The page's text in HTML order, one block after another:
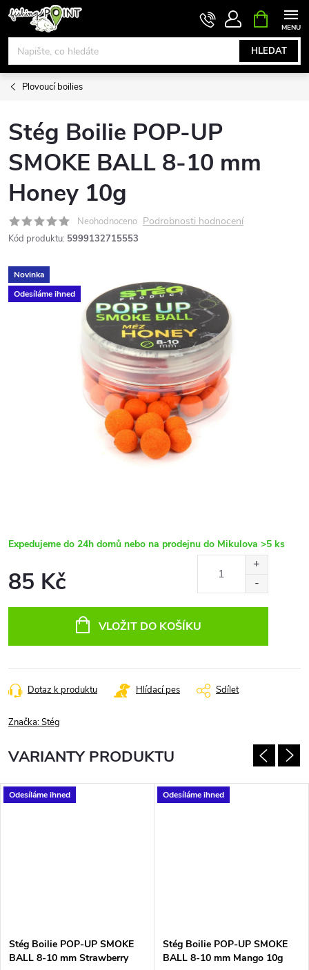
Přejít
obsah
HLEDAT
NÁKUPNÍ
KOŠÍK
Plovoucí boilies
Stég Boilie POP-UP
SMOKE BALL 8-10 mm
Honey 10g
Neohodnoceno Podrobnosti hodnocení
Kód produktu: 5999132715553
Novinka
Odesíláme ihned
Expedujeme do 24h domů nebo na prodejnu do Mikulova >5 ks
85 Kč
VLOŽIT DO KOŠÍKU
Dotaz k produktu Hlídací pes Sdílet
Značka:Stég
VARIANTY PRODUKTU
Odesíláme ihned
Stég Boilie POP-UP SMOKE
BALL 8-10 mm Strawberry
Odesíláme ihned
Stég Boilie POP-UP SMOKE
BALL 8-10 mm Mango 10g